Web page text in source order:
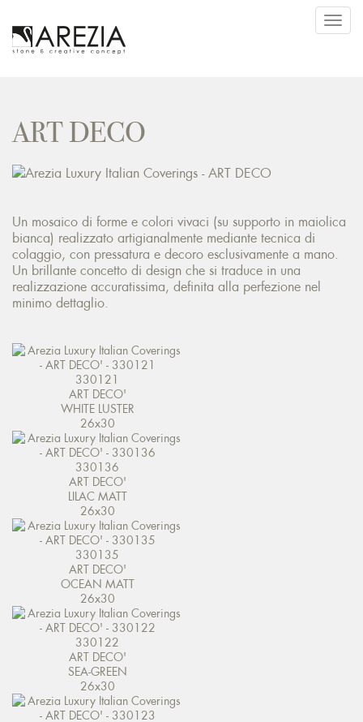
ART DECO
Un mosaico di forme e colori vivaci (su supporto in maiolica
bianca) realizzato artigianalmente mediante tecnica di
colaggio, con pressatura e decoro esclusivamente a mano.
Un brillante concetto di design che si traduce in una
realizzazione accuratissima, definita alla perfezione nel
minimo dettaglio.
330121
ART DECO'
WHITE LUSTER
26x30
330136
ART DECO'
LILAC MATT
26x30
330135
ART DECO'
OCEAN MATT
26x30
330122
ART DECO'
SEA-GREEN
26x30